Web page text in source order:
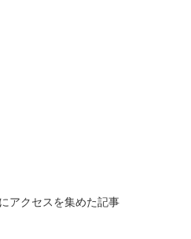
アクセスを集めた記事